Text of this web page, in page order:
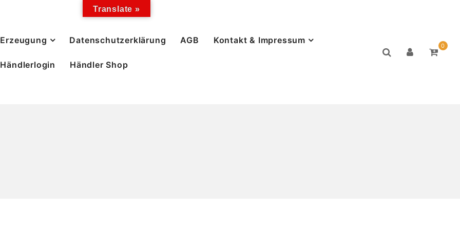
Erzeugung Datenschutzerklärung AGB Kontakt & Impressum
Händlerlogin Händler Shop
0
Translate »